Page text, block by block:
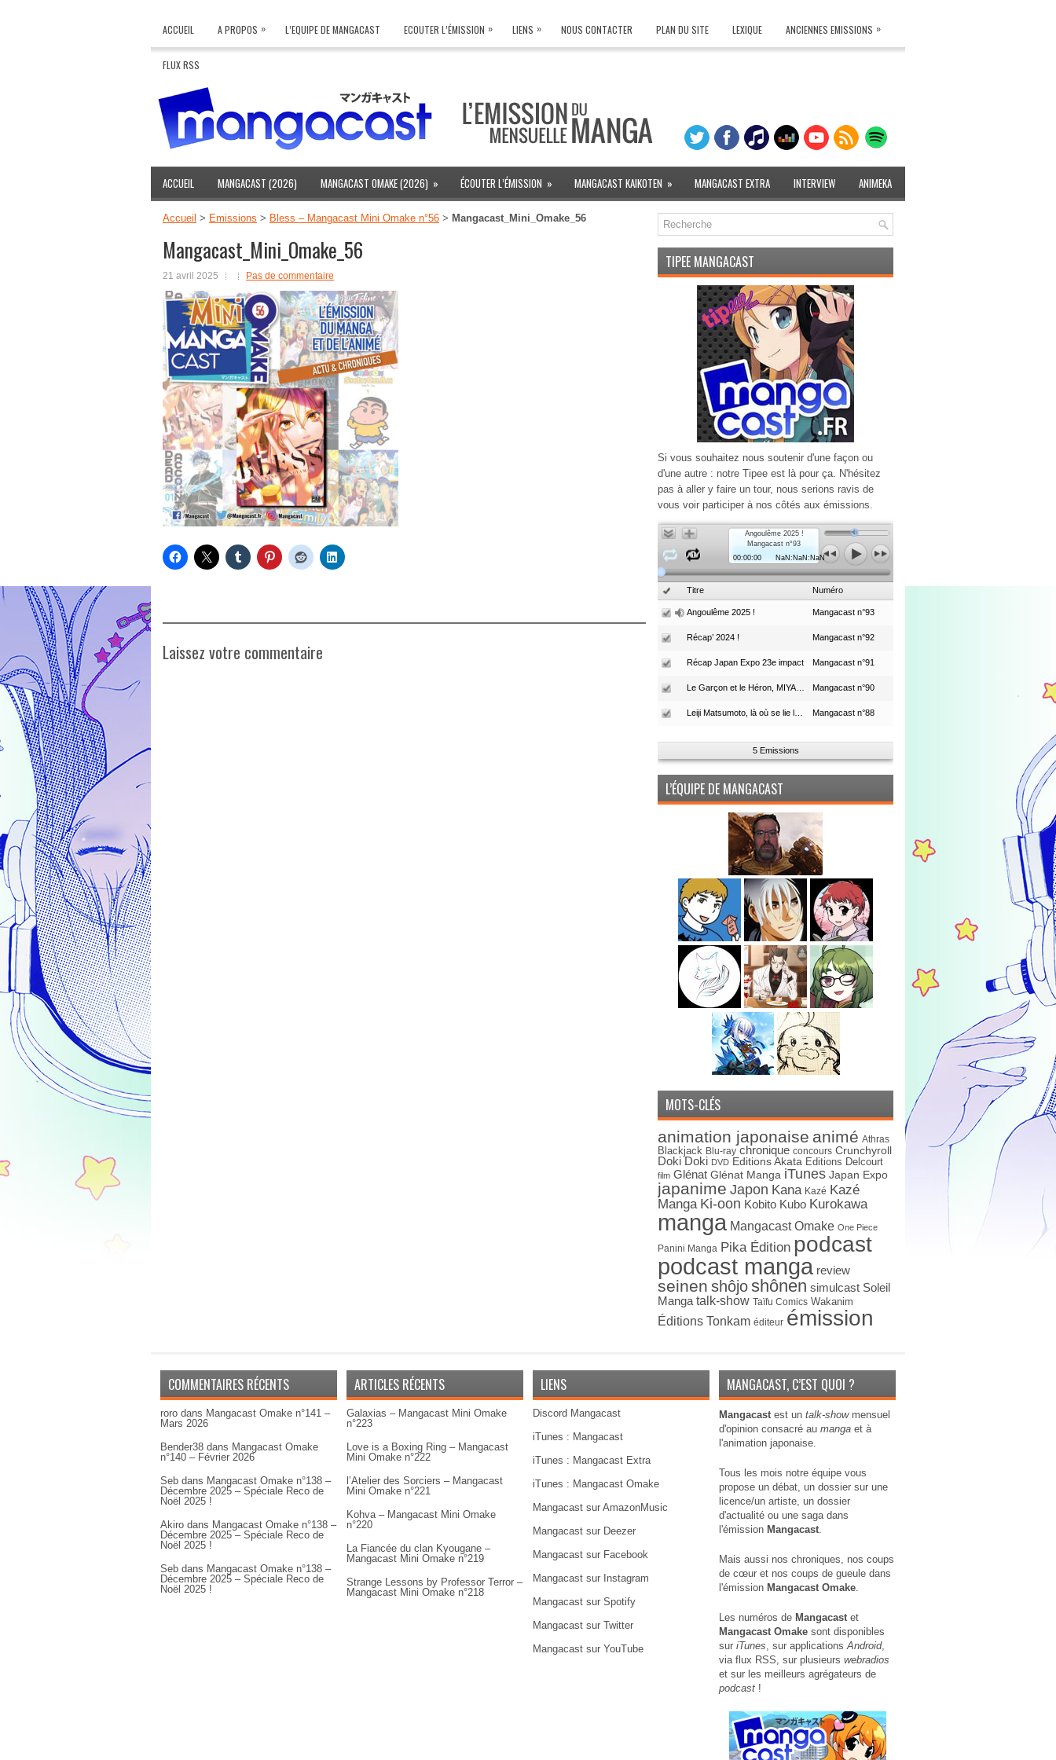
ACCUEIL A PROPOS » L’EQUIPE DE MANGACAST ECOUTER L’ÉMISSION » LIENS » NOUS CONTACTER PLAN DU SITE LEXIQUE ANCIENNES EMISSIONS »
FLUX RSS
ACCUEIL MANGACAST (2026) MANGACAST OMAKE (2026) » ÉCOUTER L’ÉMISSION » MANGACAST KAIKOTEN » MANGACAST EXTRA INTERVIEW ANIMEKA
Accueil > Emissions > Bless – Mangacast Mini Omake n°56 > Mangacast_Mini_Omake_56
Mangacast_Mini_Omake_56
21 avril 2025 Pas de commentaire
Laissez votre commentaire
TIPEE MANGACAST
Si vous souhaitez nous soutenir d'une façon ou
d'une autre : notre Tipee est là pour ça. N'hésitez
pas à aller y faire un tour, nous serions ravis de
vous voir participer à nos côtés aux émissions.
Angoulême 2025 !
Mangacast n°93
00:00:00
NaN:NaN:NaN
Titre Numéro
Angoulême 2025 ! Mangacast n°93
Récap’ 2024 ! Mangacast n°92
Récap Japan Expo 23e impact Mangacast n°91
Mangacast n°90
Mangacast n°88
5 Emissions
L’ÉQUIPE DE MANGACAST
MOTS-CLÉS
animation japonaise animé Athras
Blackjack Blu-ray chronique concours Crunchyroll
Doki Doki DVD Editions Akata Editions Delcourt
film Glénat Glénat Manga iTunes Japan Expo
japanime Japon Kana Kazé Kazé
Manga Ki-oon Kobito Kubo Kurokawa
manga Mangacast Omake One Piece
Panini Manga Pika Édition podcast
podcast manga review
seinen shôjoshônen simulcast Soleil
Manga talk-show Taïfu Comics Wakanim
Éditions Tonkam éditeur émission
COMMENTAIRES RÉCENTS
roro dans Mangacast Omake n°141 –
Mars 2026
Bender38 dans Mangacast Omake
n°140 – Février 2026
Seb dans Mangacast Omake n°138 –
Décembre 2025 – Spéciale Reco de
Noël 2025 !
Akiro dans Mangacast Omake n°138 –
Décembre 2025 – Spéciale Reco de
Noël 2025 !
Seb dans Mangacast Omake n°138 –
Décembre 2025 – Spéciale Reco de
Noël 2025 !
ARTICLES RÉCENTS
Galaxias – Mangacast Mini Omake
n°223
Love is a Boxing Ring – Mangacast
Mini Omake n°222
l’Atelier des Sorciers – Mangacast
Mini Omake n°221
Kohva – Mangacast Mini Omake
n°220
La Fiancée du clan Kyougane –
Mangacast Mini Omake n°219
Strange Lessons by Professor Terror –
Mangacast Mini Omake n°218
LIENS
Discord Mangacast
iTunes : Mangacast
iTunes : Mangacast Extra
iTunes : Mangacast Omake
Mangacast sur AmazonMusic
Mangacast sur Deezer
Mangacast sur Facebook
Mangacast sur Instagram
Mangacast sur Spotify
Mangacast sur Twitter
Mangacast sur YouTube
MANGACAST, C’EST QUOI ?
Mangacastest un talk-showmensuel
d'opinion consacré au manga et à
l'animation japonaise.
Tous les mois notre équipe vous
propose un débat, un dossier sur une
licence/un artiste, un dossier
d'actualité ou une saga dans
l'émission Mangacast.
Mais aussi nos chroniques, nos coups
de cœur et nos coups de gueule dans
l'émission Mangacast Omake.
Les numéros de Mangacastet
Mangacast Omake sont disponibles
sur iTunes, sur applicationsAndroid,
via flux RSS, sur plusieurs webradios
et sur les meilleurs agrégateurs de
podcast !